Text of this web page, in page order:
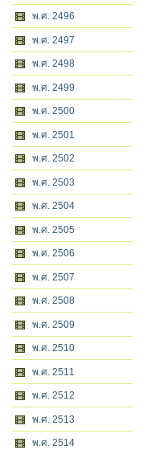
พ.ศ. 2496
พ.ศ. 2497
พ.ศ. 2498
พ.ศ. 2499
พ.ศ. 2500
พ.ศ. 2501
พ.ศ. 2502
พ.ศ. 2503
พ.ศ. 2504
พ.ศ. 2505
พ.ศ. 2506
พ.ศ. 2507
พ.ศ. 2508
พ.ศ. 2509
พ.ศ. 2510
พ.ศ. 2511
พ.ศ. 2512
พ.ศ. 2513
พ.ศ. 2514